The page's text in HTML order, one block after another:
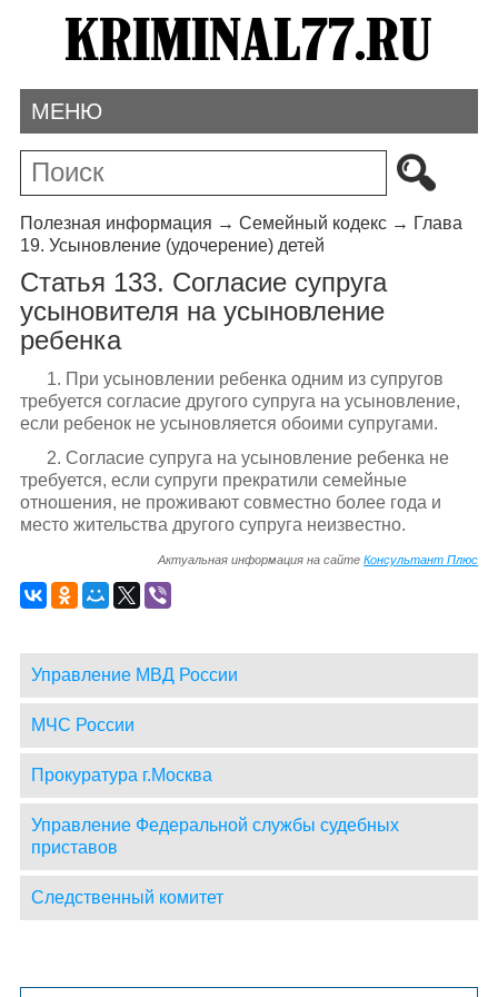
МЕНЮ
Полезная информация → Семейный кодекс→ Глава
19. Усыновление (удочерение) детей
Статья 133. Согласие супруга
усыновителя на усыновление
ребенка
1. При усыновлении ребенка одним из супругов
требуется согласие другого супруга на усыновление,
если ребенок не усыновляется обоими супругами.
2. Согласие супруга на усыновление ребенка не
требуется, если супруги прекратили семейные
отношения, не проживают совместно более года и
место жительства другого супруга неизвестно.
Актуальная информация на сайтеКонсультант Плюс
Управление МВД России
МЧС России
Прокуратура г.Москва
Управление Федеральной службы судебных
приставов
Следственный комитет